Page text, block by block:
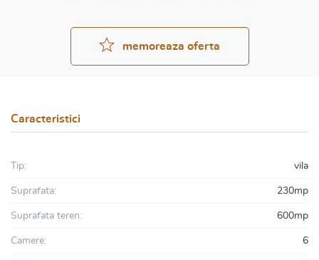
memoreaza oferta
Caracteristici
Tip: vila
Suprafata: 230mp
Suprafata teren: 600mp
Camere: 6